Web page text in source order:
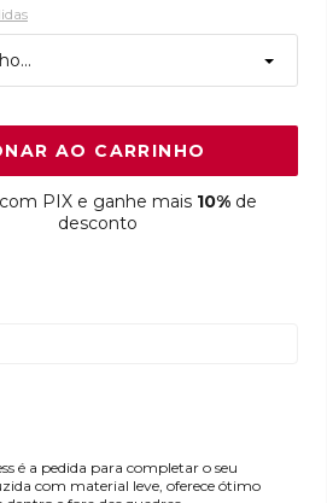
AO CARRINHO
com PIX e ganhe mais 10% de
desconto
é a pedida para completar o seu
com material leve, oferece ótimo